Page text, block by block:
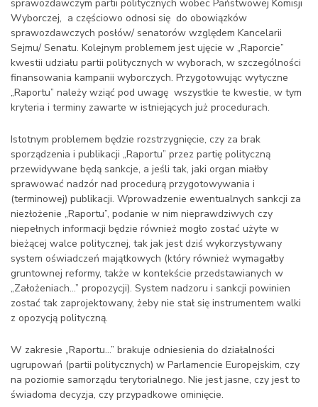
sprawozdawczym partii politycznych wobec Państwowej Komisji
Wyborczej, a częściowo odnosi się do obowiązków
sprawozdawczych posłów/ senatorów względem Kancelarii
Sejmu/ Senatu. Kolejnym problemem jest ujęcie w „Raporcie”
kwestii udziału partii politycznych w wyborach, w szczególności
finansowania kampanii wyborczych. Przygotowując wytyczne
„Raportu” należy wziąć pod uwagę wszystkie te kwestie, w tym
kryteria i terminy zawarte w istniejących już procedurach.
Istotnym problemem będzie rozstrzygnięcie, czy za brak
sporządzenia i publikacji „Raportu” przez partię polityczną
przewidywane będą sankcje, a jeśli tak, jaki organ miałby
sprawować nadzór nad procedurą przygotowywania i
(terminowej) publikacji. Wprowadzenie ewentualnych sankcji za
niezłożenie „Raportu”, podanie w nim nieprawdziwych czy
niepełnych informacji będzie również mogło zostać użyte w
bieżącej walce politycznej, tak jak jest dziś wykorzystywany
system oświadczeń majątkowych (który również wymagałby
gruntownej reformy, także w kontekście przedstawianych w
„Założeniach…” propozycji). System nadzoru i sankcji powinien
zostać tak zaprojektowany, żeby nie stał się instrumentem walki
z opozycją polityczną.
W zakresie „Raportu…” brakuje odniesienia do działalności
ugrupowań (partii politycznych) w Parlamencie Europejskim, czy
na poziomie samorządu terytorialnego. Nie jest jasne, czy jest to
świadoma decyzja, czy przypadkowe ominięcie.